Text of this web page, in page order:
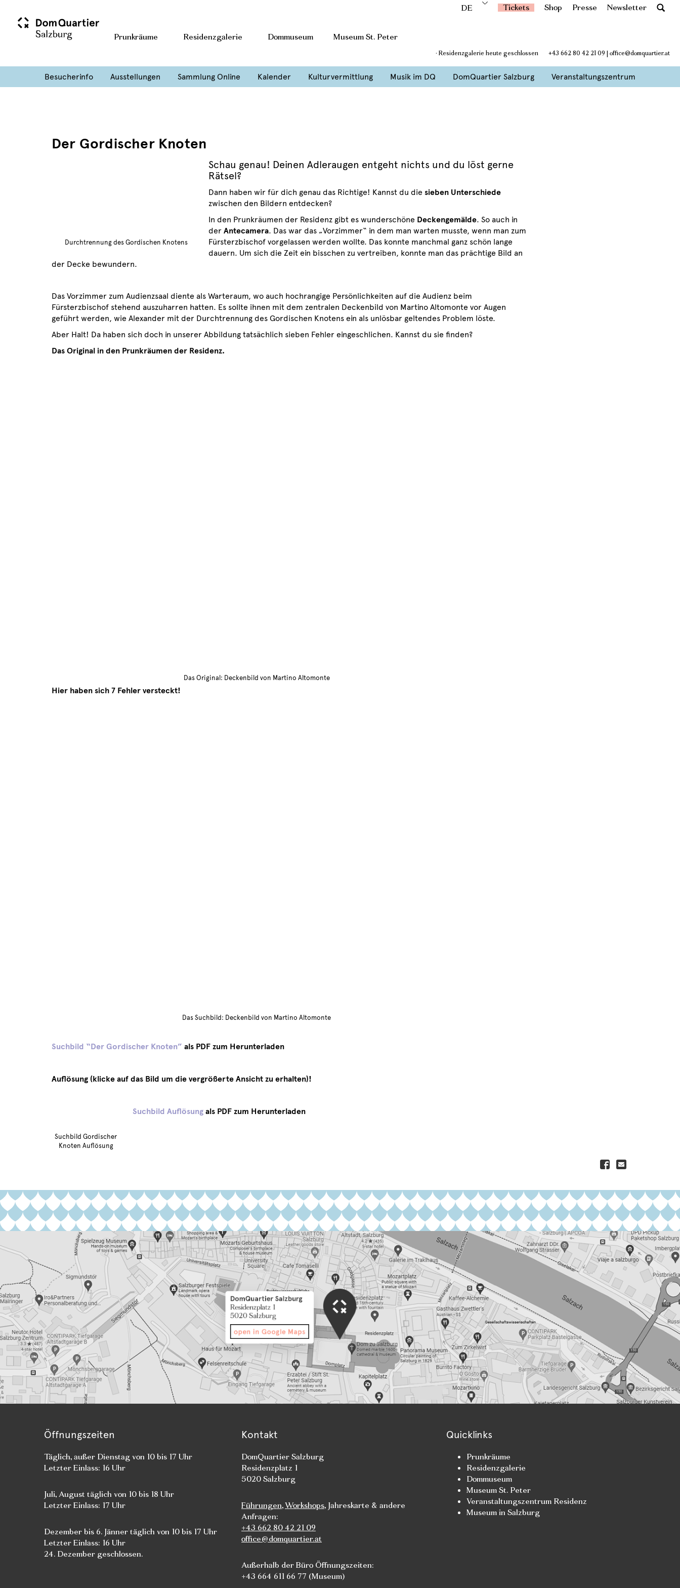
DE Tickets Shop Presse Newsletter
Prunkräume Residenzgalerie Dommuseum Museum St. Peter
· Residenzgalerie heute geschlossen +43 662 80 42 21 09 | office@domquartier.at
Besucherinfo Ausstellungen Sammlung Online Kalender Kulturvermittlung Musik im DQ DomQuartier Salzburg Veranstaltungszentrum
Der Gordischer Knoten
Durchtrennung des Gordischen Knotens
Schau genau! Deinen Adleraugen entgeht nichts und du löst gerne
Rätsel?
Dann haben wir für dich genau das Richtige! Kannst du die sieben Unterschiede
zwischen den Bildern entdecken?
In den Prunkräumen der Residenz gibt es wunderschöne Deckengemälde. So auch in
der Antecamera. Das war das „Vorzimmer“ in dem man warten musste, wenn man zum
Fürsterzbischof vorgelassen werden wollte. Das konnte manchmal ganz schön lange
dauern. Um sich die Zeit ein bisschen zu vertreiben, konnte man das prächtige Bild an
der Decke bewundern.
Das Vorzimmer zum Audienzsaal diente als Warteraum, wo auch hochrangige Persönlichkeiten auf die Audienz beim
Fürsterzbischof stehend auszuharren hatten. Es sollte ihnen mit dem zentralen Deckenbild von Martino Altomonte vor Augen
geführt werden, wie Alexander mit der Durchtrennung des Gordischen Knotens ein als unlösbar geltendes Problem löste.
Aber Halt! Da haben sich doch in unserer Abbildung tatsächlich sieben Fehler eingeschlichen. Kannst du sie finden?
Das Original in den Prunkräumen der Residenz.
Das Original: Deckenbild von Martino Altomonte
Hier haben sich 7 Fehler versteckt!
Das Suchbild: Deckenbild von Martino Altomonte
Suchbild “Der Gordischer Knoten” als PDF zum Herunterladen
Auflösung (klicke auf das Bild um die vergrößerte Ansicht zu erhalten)!
Suchbild Gordischer
Knoten Auflösung
Suchbild Auflösung als PDF zum Herunterladen
Kontakt
DomQuartier Salzburg
Residenzplatz 1
5020 Salzburg
Führungen,Workshops, Jahreskarte & andere
Anfragen:
+43 662 80 42 21 09
office@domquartier.at
Außerhalb der Büro Öffnungszeiten:
+43 664 611 66 77 (Museum)
Öffnungszeiten
Täglich, außer Dienstag von 10 bis 17 Uhr
Letzter Einlass: 16 Uhr
Juli, August täglich von 10 bis 18 Uhr
Letzter Einlass: 17 Uhr
Dezember bis 6. Jänner täglich von 10 bis 17 Uhr
Letzter Einlass: 16 Uhr
24. Dezember geschlossen.
Quicklinks
Prunkräume
Residenzgalerie
Dommuseum
Museum St. Peter
Veranstaltungszentrum Residenz
Museum in Salzburg